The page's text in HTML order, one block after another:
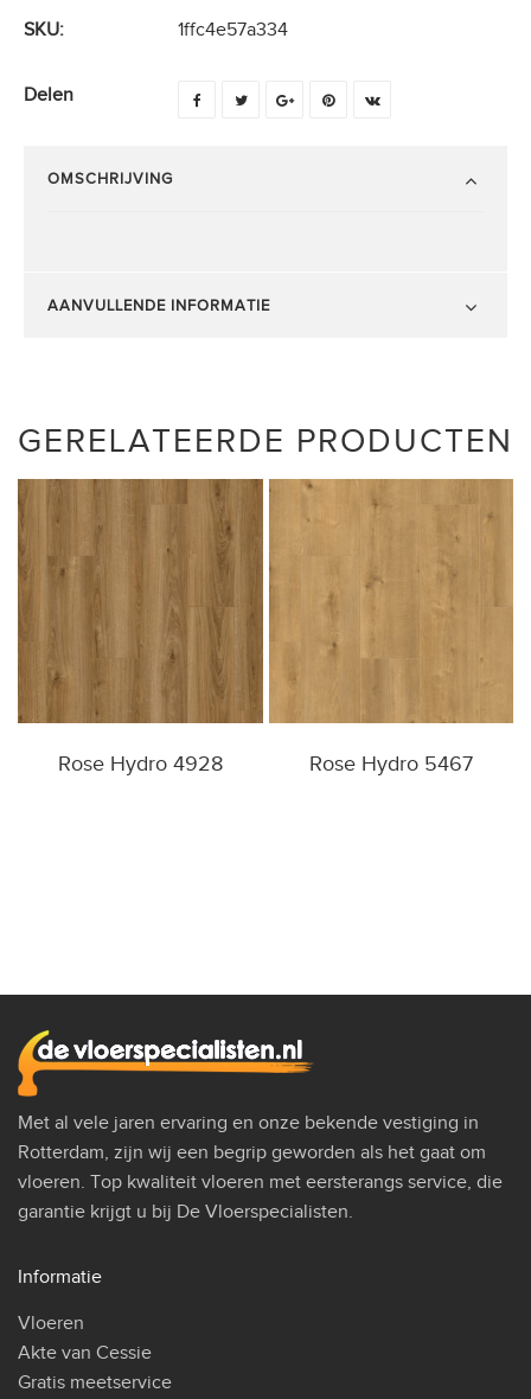
SKU:
1ffc4e57a334
Delen
OMSCHRIJVING
AANVULLENDE INFORMATIE
GERELATEERDE PRODUCTEN
Rose Hydro 4928 Rose Hydro 5467
Met al vele jaren ervaring en onze bekende vestiging in
Rotterdam, zijn wij een begrip geworden als het gaat om
vloeren. Top kwaliteit vloeren met eersterangs service, die
garantie krijgt u bij De Vloerspecialisten.
Informatie
Vloeren
Akte van Cessie
Gratis meetservice